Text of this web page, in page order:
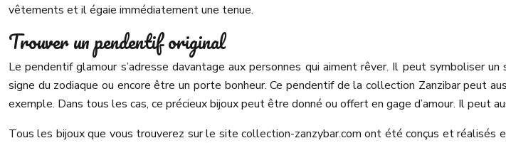
vêtements et il égaie immédiatement une tenue.
Trouver un pendentif original
Le pendentif glamour s’adresse davantage aux personnes qui aiment rêver. Il peut symboliser
signe du zodiaque ou encore être un porte bonheur. Ce pendentif de la collection Zanzibar peut
exemple. Dans tous les cas, ce précieux bijoux peut être donné ou offert en gage d’amour. Il peut
Tous les bijoux que vous trouverez sur le site collection-zanzybar.com ont été conçus et